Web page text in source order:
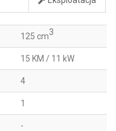
125 cm3
15 KM / 11 kW
4
1
-